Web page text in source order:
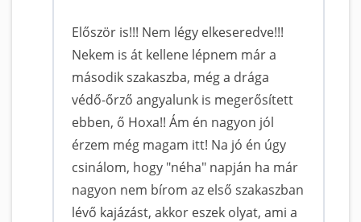
Először is!!! Nem légy elkeseredve!!!
Nekem is át kellene lépnem már a
második szakaszba, még a drága
védő-őrző angyalunk is megerősített
ebben, ő Hoxa!! Ám én nagyon jól
érzem még magam itt! Na jó én úgy
csinálom, hogy "néha" napján ha már
nagyon nem bírom az első szakaszban
lévő kajázást, akkor eszek olyat, ami a